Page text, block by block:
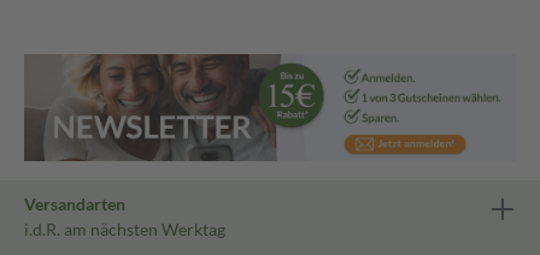
Versandarten
i.d.R. am nächsten Werktag